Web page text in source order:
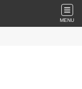
MENU